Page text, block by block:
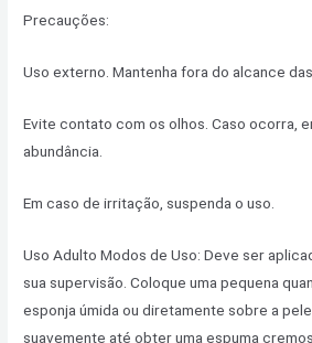
Precauções:
Uso externo. Mantenha fora do alcance
Evite contato com os olhos. Caso ocorra,
abundância.
Em caso de irritação, suspenda o uso.
Uso Adulto Modos de Uso: Deve ser
sua supervisão. Coloque uma pequena
esponja úmida ou diretamente sobre a
suavemente até obter uma espuma